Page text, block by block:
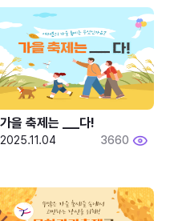
2025.11.04 3660